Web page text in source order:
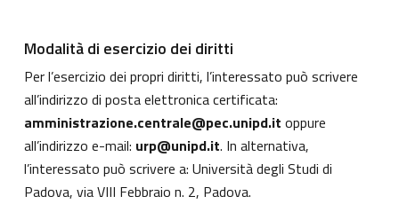
Modalità di esercizio dei diritti
Per l’esercizio dei propri diritti, l’interessato può scrivere
all’indirizzo di posta elettronica certificata:
amministrazione.centrale@pec.unipd.it oppure
all’indirizzo e-mail: urp@unipd.it. In alternativa,
l’interessato può scrivere a: Università degli Studi di
Padova, via VIII Febbraio n. 2, Padova.